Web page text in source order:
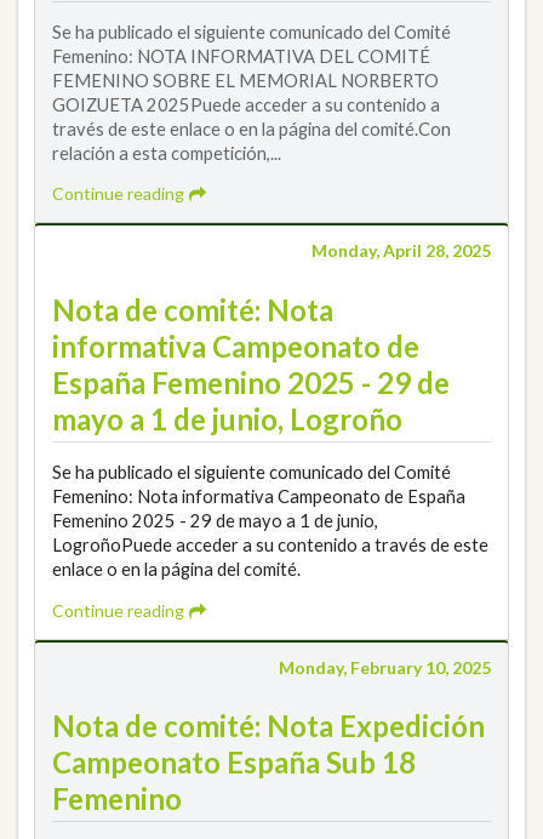
Se ha publicado el siguiente comunicado del Comité
Femenino: NOTA INFORMATIVA DEL COMITÉ
FEMENINO SOBRE EL MEMORIAL NORBERTO
GOIZUETA 2025Puede acceder a su contenido a
través de este enlace o en la página del comité.Con
relación a esta competición,...
Continue reading
Monday, April 28, 2025
Nota de comité: Nota
informativa Campeonato de
España Femenino 2025 - 29 de
mayo a 1 de junio, Logroño
Se ha publicado el siguiente comunicado del Comité
Femenino: Nota informativa Campeonato de España
Femenino 2025 - 29 de mayo a 1 de junio,
LogroñoPuede acceder a su contenido a través de este
enlace o en la página del comité.
Continue reading
Monday, February 10, 2025
Nota de comité: Nota Expedición
Campeonato España Sub 18
Femenino